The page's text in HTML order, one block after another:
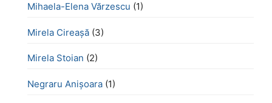
Mihaela-Elena Vărzescu (1)
Mirela Cireașă (3)
Mirela Stoian (2)
Negraru Anișoara (1)